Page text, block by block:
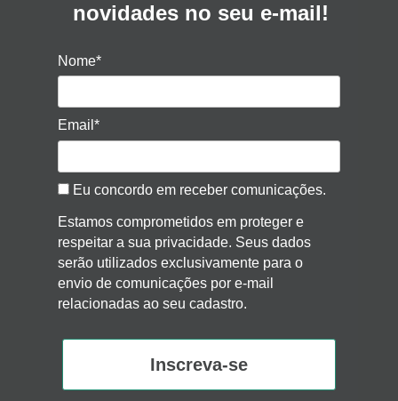
novidades no seu e-mail!
Nome*
Email*
Eu concordo em receber comunicações.
Estamos comprometidos em proteger e
respeitar a sua privacidade. Seus dados
serão utilizados exclusivamente para o
envio de comunicações por e-mail
relacionadas ao seu cadastro.
Inscreva-se